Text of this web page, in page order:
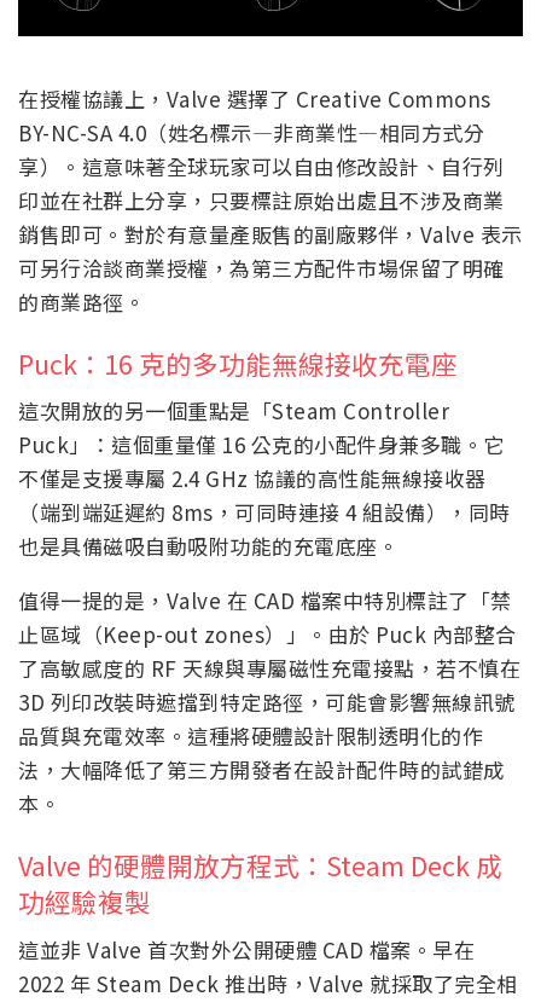
在授權協議上，Valve 選擇了 Creative Commons
BY-NC-SA 4.0（姓名標示—非商業性—相同方式分
享）。這意味著全球玩家可以自由修改設計、自行列
印並在社群上分享，只要標註原始出處且不涉及商業
銷售即可。對於有意量產販售的副廠夥伴，Valve 表示
可另行洽談商業授權，為第三方配件市場保留了明確
的商業路徑。
Puck：16 克的多功能無線接收充電座
這次開放的另一個重點是「Steam Controller
Puck」：這個重量僅 16 公克的小配件身兼多職。它
不僅是支援專屬 2.4 GHz 協議的高性能無線接收器
（端到端延遲約 8ms，可同時連接 4 組設備），同時
也是具備磁吸自動吸附功能的充電底座。
值得一提的是，Valve 在 CAD 檔案中特別標註了「禁
止區域（Keep-out zones）」。由於 Puck 內部整合
了高敏感度的 RF 天線與專屬磁性充電接點，若不慎在
3D 列印改裝時遮擋到特定路徑，可能會影響無線訊號
品質與充電效率。這種將硬體設計限制透明化的作
法，大幅降低了第三方開發者在設計配件時的試錯成
本。
Valve 的硬體開放方程式：Steam Deck 成
功經驗複製
這並非 Valve 首次對外公開硬體 CAD 檔案。早在
2022 年 Steam Deck 推出時，Valve 就採取了完全相